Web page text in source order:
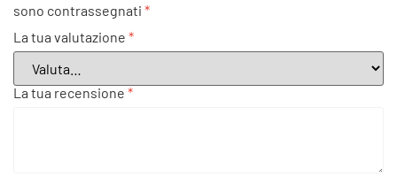
sono contrassegnati *
La tua valutazione *
La tua recensione *